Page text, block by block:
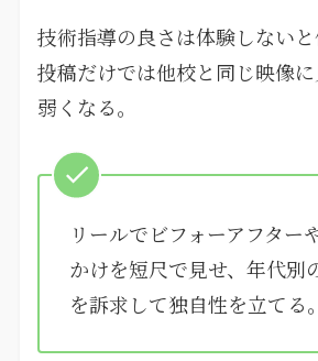
技術指導の良さは体験しないと
投稿だけでは他校と同じ映像
弱くなる。
リールでビフォーアフター
かけを短尺で見せ、年代別
を訴求して独自性を立てる。